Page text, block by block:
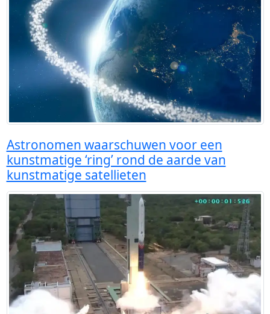
Astronomen waarschuwen voor een
kunstmatige ‘ring’ rond de aarde van
kunstmatige satellieten